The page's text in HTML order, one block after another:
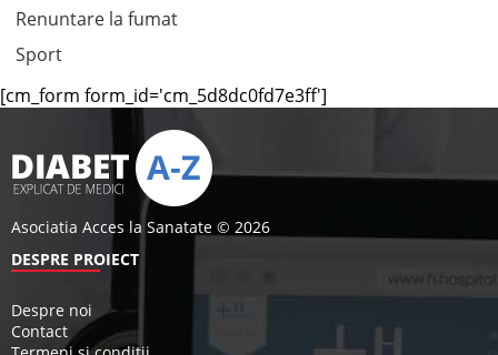
Renuntare la fumat
Sport
[cm_form form_id='cm_5d8dc0fd7e3ff']
Asociatia Acces la Sanatate © 2026
DESPRE PROIECT
Despre noi
Contact